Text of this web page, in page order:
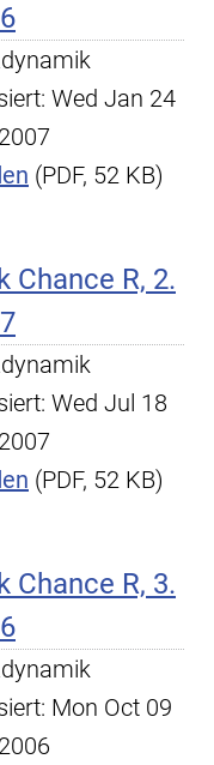
Wed Jan 24
(PDF, 52 KB)
Chance R, 2.
Wed Jul 18
(PDF, 52 KB)
Chance R, 3.
Mon Oct 09